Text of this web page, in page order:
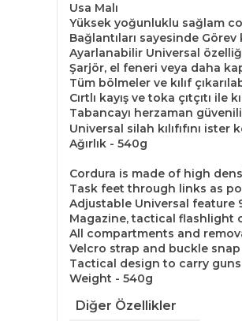
Usa Malı
Yüksek yoğunluklu sağlam
Bağlantıları sayesinde
Ayarlanabilir Universal
Şarjör, el feneri veya daha
Tüm bölmeler ve kılıf
Cırtlı kayış ve toka çıtçıtı
Tabancayı herzaman
Universal silah kılıfıfını
Ağırlık - 540g
Cordura is made of high
Task feet through links as
Adjustable Universal feature
Magazine, tactical flashlight
All compartments and
Velcro strap and buckle
Tactical design to carry
Weight - 540g
Diğer Özellikler